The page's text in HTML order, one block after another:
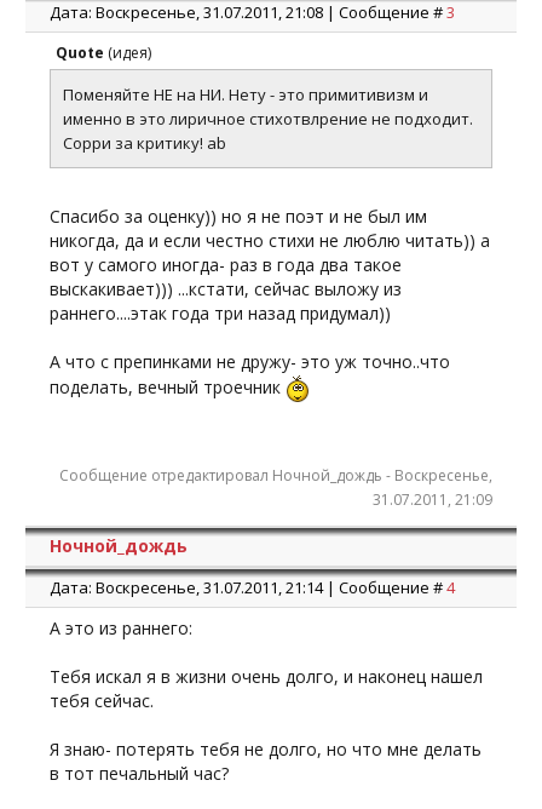
Дата: Воскресенье, 31.07.2011, 21:08 | Сообщение #3
Quote (идея)
Поменяйте НЕ на НИ. Нету - это примитивизм и
именно в это лиричное стихотвлрение не подходит.
Сорри за критику! ab
Спасибо за оценку)) но я не поэт и не был им
никогда, да и если честно стихи не люблю читать)) а
вот у самого иногда- раз в года два такое
выскакивает))) ...кстати, сейчас выложу из
раннего....этак года три назад придумал))
А что с препинками не дружу- это уж точно..что
поделать, вечный троечник
Сообщение отредактировал Ночной_дождь - Воскресенье,
31.07.2011, 21:09
Ночной_дождь
Дата: Воскресенье, 31.07.2011, 21:14 | Сообщение #4
А это из раннего:
Тебя искал я в жизни очень долго, и наконец нашел
тебя сейчас.
Я знаю- потерять тебя не долго, но что мне делать
в тот печальный час?